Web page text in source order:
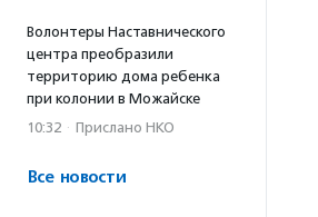
Волонтеры Наставнического
центра преобразили
территорию дома ребенка
при колонии в Можайске
10:32 · Прислано НКО
Все новости